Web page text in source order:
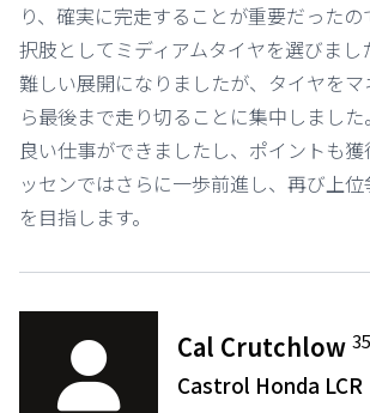
り、確実に完走することが重要だった
択肢としてミディアムタイヤを選びまし
難しい展開になりましたが、タイヤを
ら最後まで走り切ることに集中しまし
良い仕事ができましたし、ポイントも
ッセンではさらに一歩前進し、再び上
を目指します。
Cal Crutchlow35
Castrol Honda LCR